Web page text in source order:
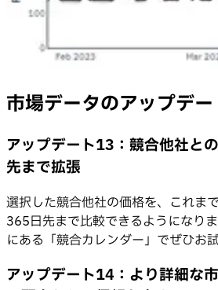
市場データのアップデー
アップデート13：競合他社と
先まで拡張
選択した競合他社の価格を、これま
365日先まで比較できるようになり
にある「競合カレンダー」でぜひお
アップデート14：より詳細な